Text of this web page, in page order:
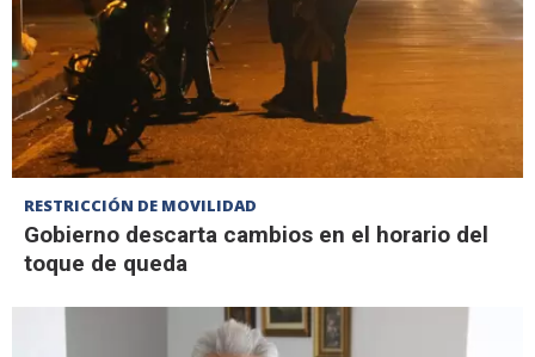
RESTRICCIÓN DE MOVILIDAD
Gobierno descarta cambios en el horario del
toque de queda